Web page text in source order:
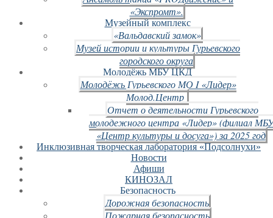
«Экспромт».
Музейный комплекс
«Вальдавский замок»
Музей истории и культуры Гурьевского
городского округа
Молодёжь МБУ ЦКД
Молодёжь Гурьевского МО I «Лидер»
Молод.Центр
Отчет о деятельности Гурьевского
молодежного центра «Лидер» (филиал
«Центр культуры и досуга») за 2025 год
Инклюзивная творческая лаборатория «Подсолнухи»
Новости
Афиши
КИНОЗАЛ
Безопасность
Дорожная безопасность